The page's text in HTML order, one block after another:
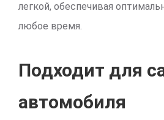
легкой, обеспечивая
любое время.
Подходит для
автомобиля